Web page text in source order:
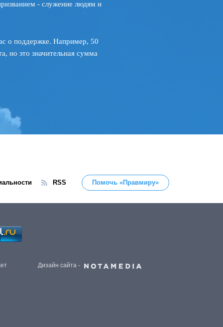
- служение людям и
о поддержке. Например, 50
но это значительная сумма
RSS Помочь «Правмиру»
Дизайн сайта -